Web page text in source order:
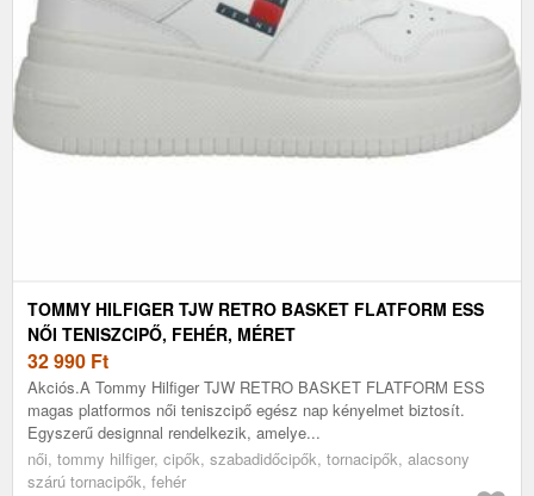
TOMMY HILFIGER TJW RETRO BASKET FLATFORM ESS
NŐI TENISZCIPŐ, FEHÉR, MÉRET
32 990 Ft
Akciós.A Tommy Hilfiger TJW RETRO BASKET FLATFORM ESS
magas platformos női teniszcipő egész nap kényelmet biztosít.
Egyszerű designnal rendelkezik, amelye...
női, tommy hilfiger, cipők, szabadidőcipők, tornacipők, alacsony
szárú tornacipők, fehér